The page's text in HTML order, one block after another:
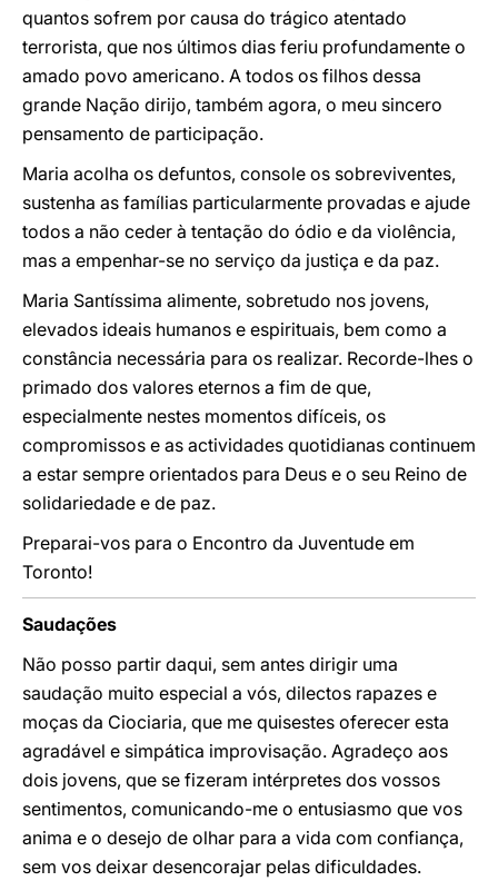
quantos sofrem por causa do trágico atentado
terrorista, que nos últimos dias feriu profundamente o
amado povo americano. A todos os filhos dessa
grande Nação dirijo, também agora, o meu sincero
pensamento de participação.
Maria acolha os defuntos, console os sobreviventes,
sustenha as famílias particularmente provadas e ajude
todos a não ceder à tentação do ódio e da violência,
mas a empenhar-se no serviço da justiça e da paz.
Maria Santíssima alimente, sobretudo nos jovens,
elevados ideais humanos e espirituais, bem como a
constância necessária para os realizar. Recorde-lhes o
primado dos valores eternos a fim de que,
especialmente nestes momentos difíceis, os
compromissos e as actividades quotidianas continuem
a estar sempre orientados para Deus e o seu Reino de
solidariedade e de paz.
Preparai-vos para o Encontro da Juventude em
Toronto!
Saudações
Não posso partir daqui, sem antes dirigir uma
saudação muito especial a vós, dilectos rapazes e
moças da Ciociaria, que me quisestes oferecer esta
agradável e simpática improvisação. Agradeço aos
dois jovens, que se fizeram intérpretes dos vossos
sentimentos, comunicando-me o entusiasmo que vos
anima e o desejo de olhar para a vida com confiança,
sem vos deixar desencorajar pelas dificuldades.